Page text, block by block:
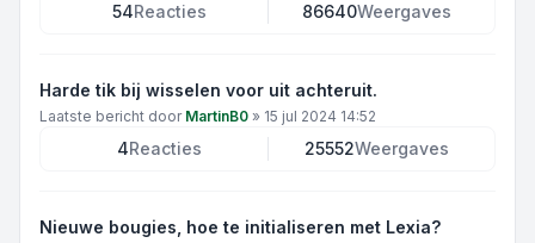
54Reacties 86640Weergaves
Harde tik bij wisselen voor uit achteruit.
Laatste bericht door MartinB0 » 15 jul 2024 14:52
4Reacties 25552Weergaves
Nieuwe bougies, hoe te initialiseren met Lexia?